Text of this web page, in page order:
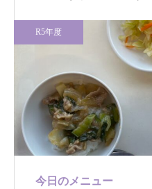
R5年度
今日のメニュー